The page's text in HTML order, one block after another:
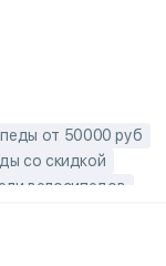
от 50000 руб
со скидкой
велосипедов